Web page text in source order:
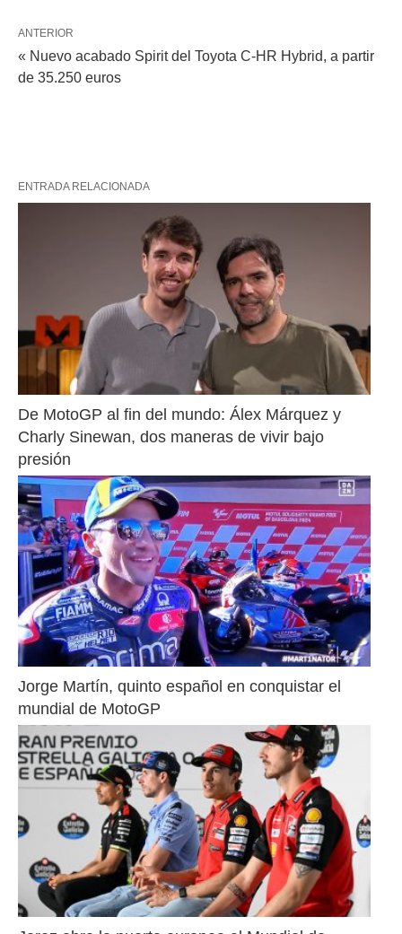
ANTERIOR
« Nuevo acabado Spirit del Toyota C-HR Hybrid, a partir
de 35.250 euros
ENTRADA RELACIONADA
De MotoGP al fin del mundo: Álex Márquez y
Charly Sinewan, dos maneras de vivir bajo
presión
Jorge Martín, quinto español en conquistar el
mundial de MotoGP